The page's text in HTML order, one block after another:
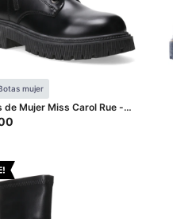
mujer
de Mujer Miss Carol Rue -